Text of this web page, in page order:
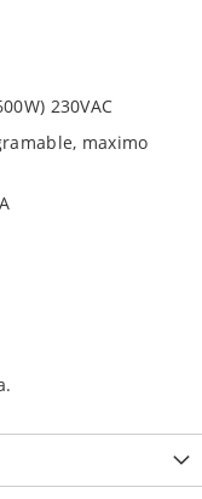
230VAC
maximo